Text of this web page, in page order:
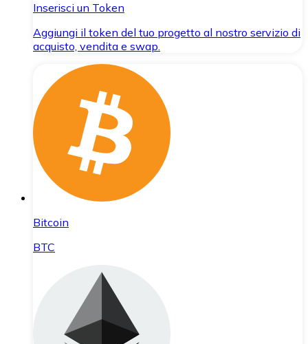
Inserisci un Token
Aggiungi il token del tuo progetto al nostro servizio di
acquisto, vendita e swap.
Bitcoin
BTC